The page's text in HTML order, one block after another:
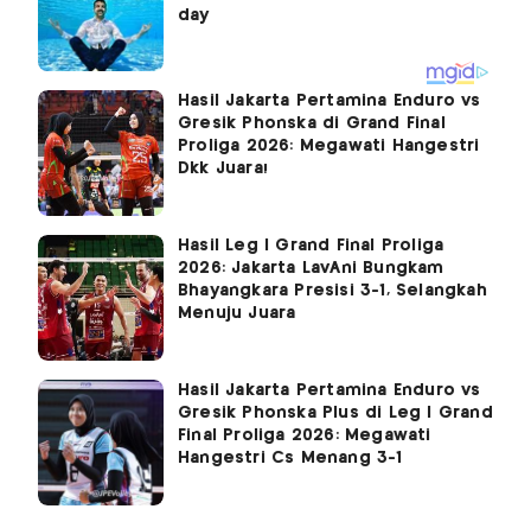
Hasil Jakarta Pertamina Enduro vs
Gresik Phonska di Grand Final
Proliga 2026: Megawati Hangestri
Dkk Juara!
Hasil Leg I Grand Final Proliga
2026: Jakarta LavAni Bungkam
Bhayangkara Presisi 3-1, Selangkah
Menuju Juara
Hasil Jakarta Pertamina Enduro vs
Gresik Phonska Plus di Leg I Grand
Final Proliga 2026: Megawati
Hangestri Cs Menang 3-1